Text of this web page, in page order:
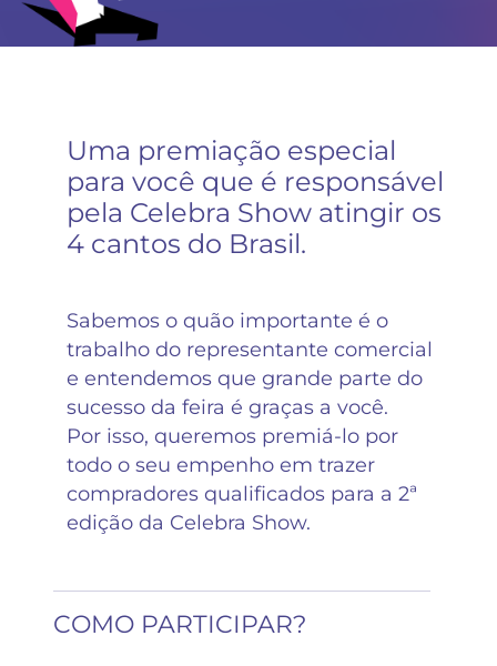
Uma premiação especial
para você que é responsável
pela Celebra Show atingir os
4 cantos do Brasil.
Sabemos o quão importante é o
trabalho do representante comercial
e entendemos que grande parte do
sucesso da feira é graças a você.
Por isso, queremos premiá-lo por
todo o seu empenho em trazer
compradores qualificados para a 2ª
edição da Celebra Show.
COMO PARTICIPAR?